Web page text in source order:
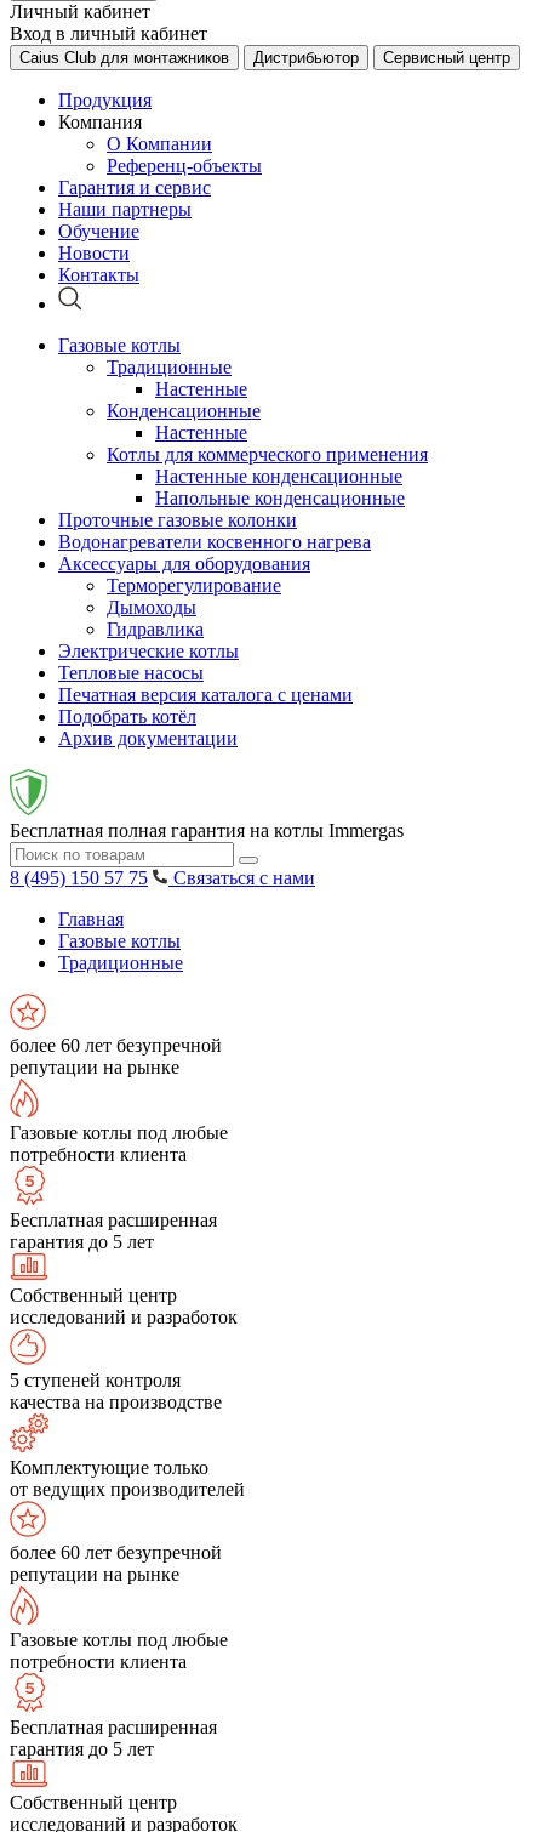
Личный кабинет
Вход в личный кабинет
Caius Club для монтажников Дистрибьютор Сервисный центр
Продукция
Компания
О Компании
Референц-объекты
Гарантия и сервис
Наши партнеры
Обучение
Новости
Контакты
Газовые котлы
Традиционные
Настенные
Конденсационные
Настенные
Котлы для коммерческого применения
Настенные конденсационные
Напольные конденсационные
Проточные газовые колонки
Водонагреватели косвенного нагрева
Аксессуары для оборудования
Терморегулирование
Дымоходы
Гидравлика
Электрические котлы
Тепловые насосы
Печатная версия каталога с ценами
Подобрать котёл
Архив документации
Бесплатная полная гарантия на котлы Immergas
8 (495) 150 57 75
Связаться с нами
Главная
Газовые котлы
Традиционные
более 60 лет безупречной
репутации на рынке
Газовые котлы под любые
потребности клиента
Бесплатная расширенная
гарантия до 5 лет
Собственный центр
исследований и разработок
5 ступеней контроля
качества на производстве
Комплектующие только
от ведущих производителей
более 60 лет безупречной
репутации на рынке
Газовые котлы под любые
потребности клиента
Бесплатная расширенная
гарантия до 5 лет
Собственный центр
исследований и разработок